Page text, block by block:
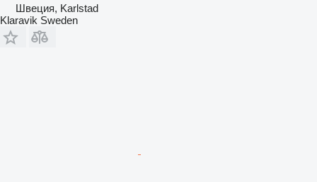
Швеция, Karlstad
Klaravik Sweden